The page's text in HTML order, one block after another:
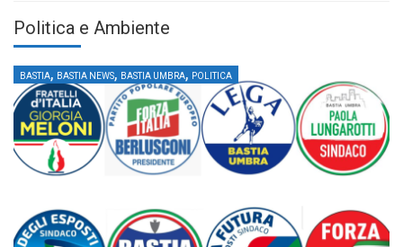
Politica e Ambiente
BASTIA, BASTIA NEWS, BASTIA UMBRA, POLITICA